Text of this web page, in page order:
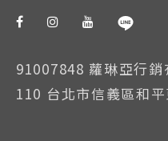
91007848 蘿琳亞行銷
110 台北市信義區和
我們使用 Cookie 以允許